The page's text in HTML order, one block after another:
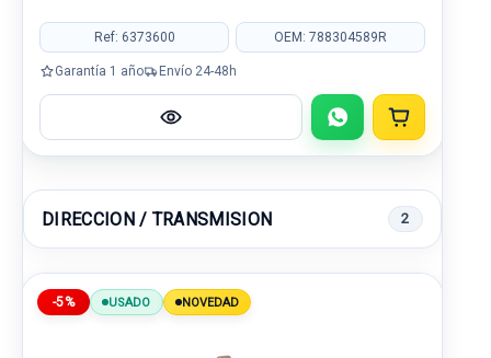
Ref: 6373600 OEM: 788304589R
Garantía 1 año Envío 24-48h
DIRECCION / TRANSMISION 2
-5% USADO NOVEDAD